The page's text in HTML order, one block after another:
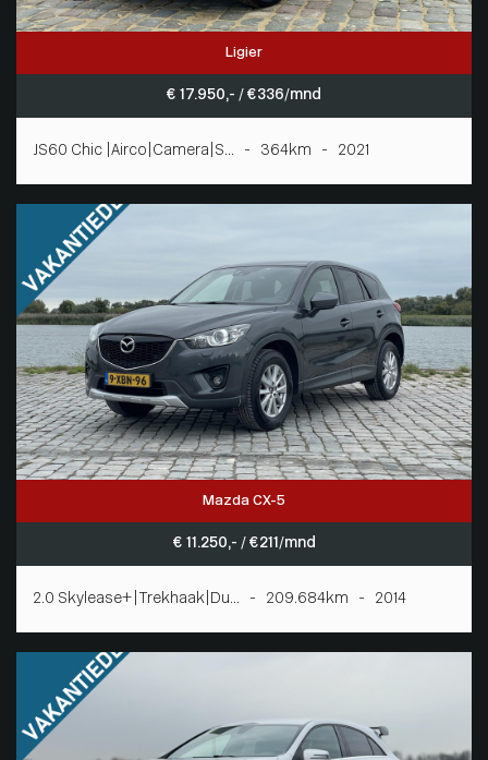
Ligier
€ 17.950,- / € 336/mnd
JS60 Chic |Airco|Camera|S... - 364km - 2021
Mazda CX-5
€ 11.250,- / € 211/mnd
2.0 Skylease+|Trekhaak|Du... - 209.684km - 2014